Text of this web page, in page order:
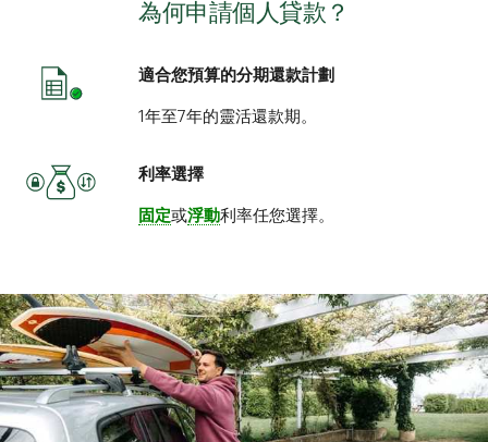
為何申請個人貸款？
適合您預算的分期還款計劃
1年至7年的靈活還款期。
利率選擇
固定或浮動利率任您選擇。